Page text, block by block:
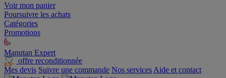
Voir mon panier
Poursuivre les achats
Catégories
Promotions
Manutan Expert
offre reconditionnée
Mes devis Suivre une commande Nos services Aide et contact